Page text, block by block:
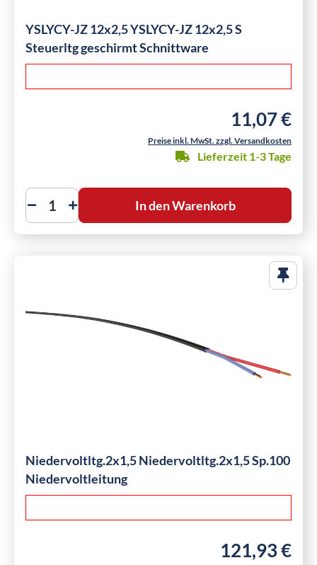
YSLYCY-JZ 12x2,5 YSLYCY-JZ 12x2,5 S
Steuerltg geschirmt Schnittware
Regulärer
11,07 €
Preise inkl. MwSt. zzgl. Versandkosten
Lieferzeit 1-3 Tage
In den Warenkorb
Niedervoltltg.2x1,5 Niedervoltltg.2x1,5 Sp.100
Niedervoltleitung
Regulärer Preis:
121,93 €